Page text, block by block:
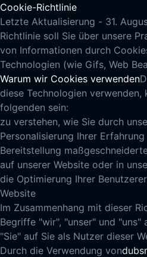
Cookie-Richtlinie
Letzte Aktualisierung - 31.
Richtlinie soll Sie über unsere
von Informationen durch
Technologien (wie Gifs, Web
Warum wir Cookies verwenden
diese Technologien
folgenden sein:
zu verstehen, wie Sie durch
Personalisierung Ihrer
Bereitstellung
auf unserer Website oder in
die Optimierung Ihrer
Website
Im Zusammenhang mit dieser
Begriffe "wir", "unser" und "uns"
"Sie" auf Sie als Nutzer dieser
Durch die Verwendung von